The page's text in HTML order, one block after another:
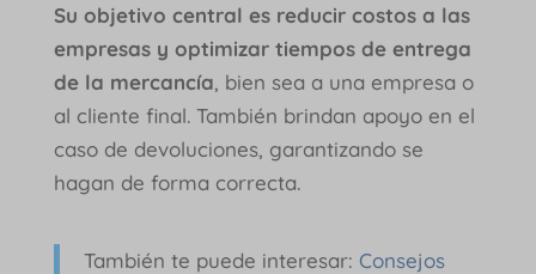
Su objetivo central es reducir costos a las
empresas y optimizar tiempos de entrega
de la mercancía, bien sea a una empresa o
al cliente final. También brindan apoyo en el
caso de devoluciones, garantizando se
hagan de forma correcta.
También te puede interesar: Consejos